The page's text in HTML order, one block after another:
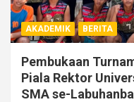
AKADEMIK BERITA
Pembukaan
Piala Rektor
SMA se-